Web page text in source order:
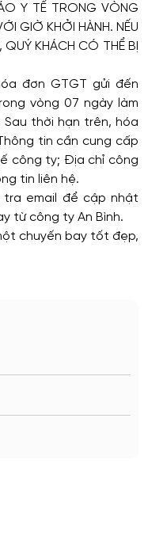
Y TẾ TRONG VÒNG
GIỜ KHỞI HÀNH. NẾU
QUÝ KHÁCH CÓ THỂ BỊ
đơn GTGT gửi đến
vòng 07 ngày làm
thời hạn trên, hóa
tin cần cung cấp
công ty; Địa chỉ công
tin liên hệ.
tra email để cập nhật
từ công ty An Bình.
chuyến bay tốt đẹp,